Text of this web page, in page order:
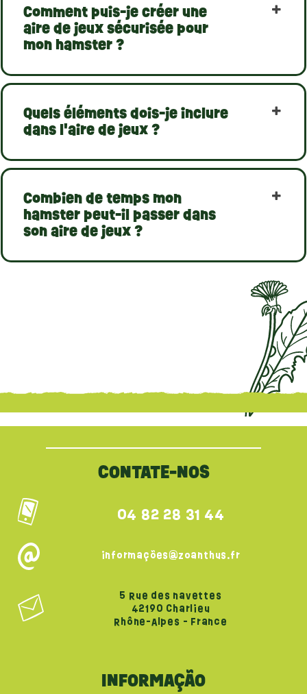
Comment puis-je créer une
aire de jeux sécurisée pour
mon hamster ?
Quels éléments dois-je inclure
dans l'aire de jeux ?
Combien de temps mon
hamster peut-il passer dans
son aire de jeux ?
CONTATE-NOS
04 82 28 31 44
informações@zoanthus.fr
5 Rue des navettes
42190 Charlieu
Rhône-Alpes - France
INFORMAÇÃO